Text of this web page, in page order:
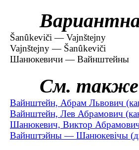
Šanûkeviči — Vajnštejny
Vajnštejny — Šanûkeviči
Шанюкевичи — Вайнштейны
См. также
Вайнштейн, Абрам Львович
Вайнштейн, Лев Абрамович
Шанюкевич, Виктор Абрамович
Вайнштэйны — Шанюкевічы